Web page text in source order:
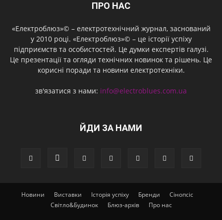
ПРО НАС
«Електроблюз»© – електротехнічний журнал, заснований
у 2010 році. «Електроблюз»© – це історії успіху
підприємств та особистостей. Це думки експертів галузі.
Це презентації та огляди технічних новинок та рішень. Це
корисні поради та новини електротехніки.
зв'язатися з нами: info@electroblues.com.ua
ЙДИ ЗА НАМИ
Новини Виставки Історія успіху Бренди
Сінопсіс
Світло&Будинок
Блюз-архів Про нас